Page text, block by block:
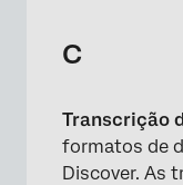
C
Transcrição
formatos de
Discover. As